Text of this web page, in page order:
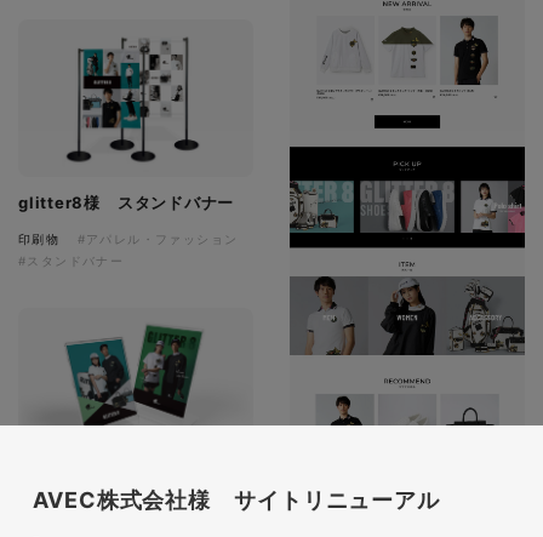
glitter8様 スタンドバナー
印刷物
#アパレル・ファッション
#スタンドバナー
glitter8様 A4スタンドバナ
AVEC株式会社様 サイトリニューアル